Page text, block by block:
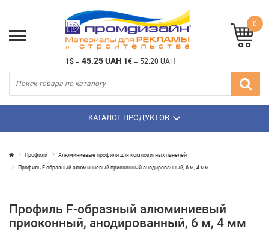
1$ = 45.25 UAH 1€ = 52.20 UAH
0
КАТАЛОГ ПРОДУКТОВ
Профили Алюминиевые профили для композитных панелей
Профиль F-образный алюминиевый приоконный анодированный, 6 м, 4 мм
Профиль F-образный алюминиевый
приоконный, анодированный, 6 м, 4 мм